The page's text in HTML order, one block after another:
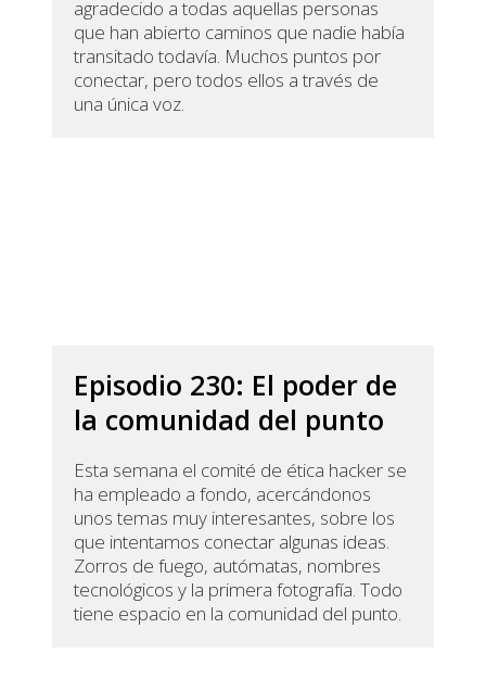
agradecido a todas aquellas personas
que han abierto caminos que nadie había
transitado todavía. Muchos puntos por
conectar, pero todos ellos a través de
una única voz.
Episodio 230: El poder de
la comunidad del punto
Esta semana el comité de ética hacker se
ha empleado a fondo, acercándonos
unos temas muy interesantes, sobre los
que intentamos conectar algunas ideas.
Zorros de fuego, autómatas, nombres
tecnológicos y la primera fotografía. Todo
tiene espacio en la comunidad del punto.